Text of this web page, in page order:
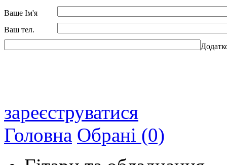
Ваше Ім'я
Ваш тел.
зареєструватися
Головна Обрані (0)